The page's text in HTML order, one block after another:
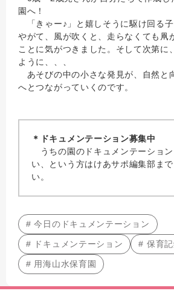
園へ！
「きゃー♪」と嬉しそうに駆け回る子
やがて、風が吹くと、走らなくても凧
ことに気がつきました。そして次第に
ように、、、
あそびの中の小さな発見が、自然と
へとつながっていくのです。
＊ドキュメンテーション募集中
うちの園のドキュメンテーション
い、という方はけあサポ編集部ま
い。
# 今日のドキュメンテーション
# ドキュメンテーション # 保育
# 用海山水保育園